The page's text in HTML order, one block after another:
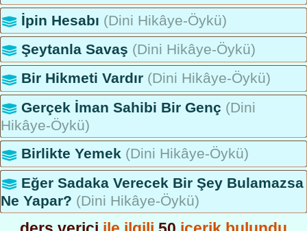
İpin Hesabı (Dini Hikâye-Öykü)
Şeytanla Savaş (Dini Hikâye-Öykü)
Bir Hikmeti Vardır (Dini Hikâye-Öykü)
Gerçek İman Sahibi Bir Genç (Dini
Hikâye-Öykü)
Birlikte Yemek (Dini Hikâye-Öykü)
Eğer Sadaka Verecek Bir Şey Bulamazsa
Ne Yapar? (Dini Hikâye-Öykü)